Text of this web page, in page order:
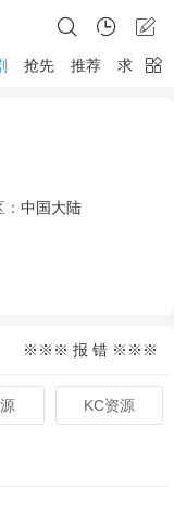
抢先 推荐 求片
中国大陆
※※※ 报 错 ※※※
KC资源